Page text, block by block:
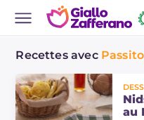
Recettes avec
au